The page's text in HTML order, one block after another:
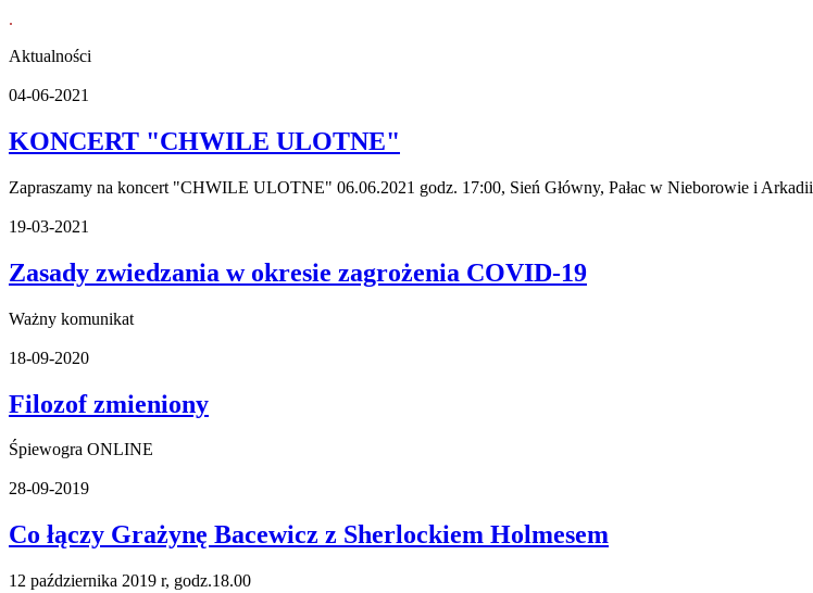
.
Aktualności
04-06-2021
KONCERT "CHWILE ULOTNE"
Zapraszamy na koncert "CHWILE ULOTNE" 06.06.2021 godz. 17:00, Sień Główny, Pałac w Nieborowie i Arkadii
19-03-2021
Zasady zwiedzania w okresie zagrożenia COVID-19
Ważny komunikat
18-09-2020
Filozof zmieniony
Śpiewogra ONLINE
28-09-2019
Co łączy Grażynę Bacewicz z Sherlockiem Holmesem
12 października 2019 r, godz.18.00